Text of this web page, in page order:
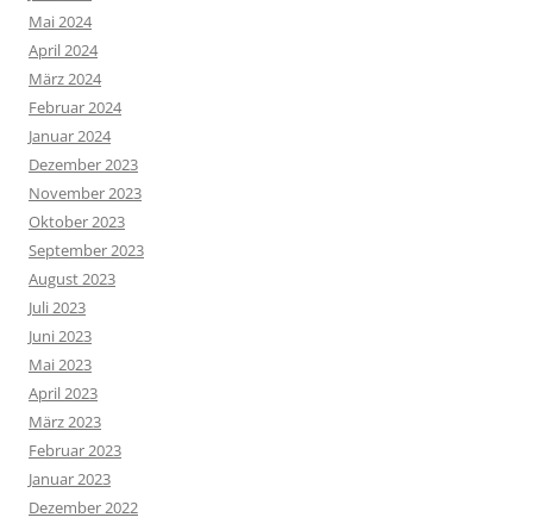
Mai 2024
April 2024
März 2024
Februar 2024
Januar 2024
Dezember 2023
November 2023
Oktober 2023
September 2023
August 2023
Juli 2023
Juni 2023
Mai 2023
April 2023
März 2023
Februar 2023
Januar 2023
Dezember 2022